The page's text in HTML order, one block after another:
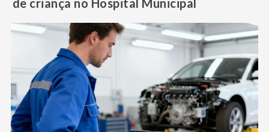
de criança no Hospital Municipal